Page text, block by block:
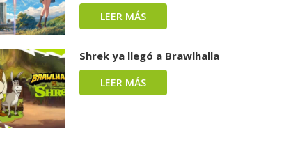
LEER MÁS
Shrek ya llegó a Brawlhalla
LEER MÁS